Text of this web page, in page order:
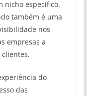
nicho específico.
também é uma
nos
empresas a
do
das